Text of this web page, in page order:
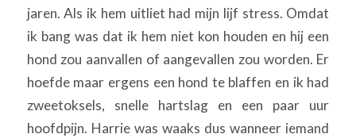
jaren. Als ik hem uitliet had mijn lijf stress. Omdat
ik bang was dat ik hem niet kon houden en hij een
hond zou aanvallen of aangevallen zou worden. Er
hoefde maar ergens een hond te blaffen en ik had
zweetoksels, snelle hartslag en een paar uur
hoofdpijn. Harrie was waaks dus wanneer iemand